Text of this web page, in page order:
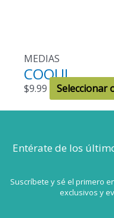
MEDIAS
COQUI
$9.99 Seleccionar
Entérate de los
Suscríbete y sé el primero
exclusivos y